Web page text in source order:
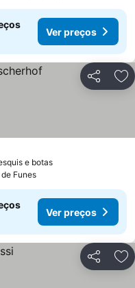
Ver preços
Partilhar
e botasVer preços
Funes
Ver preços
Partilhar